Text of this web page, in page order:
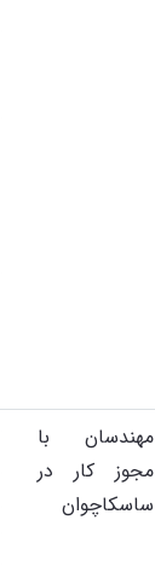
مهندسان با
مجوز کار در
ساسکاچوان